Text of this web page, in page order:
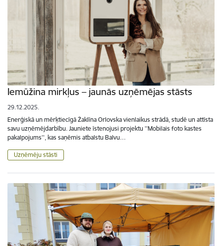
Iemūžina mirkļus – jaunās uzņēmējas stāsts
29.12.2025.
Enerģiskā un mērķtiecīgā Žaklīna Orlovska vienlaikus strādā, studē un attīsta
savu uzņēmējdarbību. Jauniete īstenojusi projektu ''Mobilais foto kastes
pakalpojums'', kas saņēmis atbalstu Balvu…
Uzņēmēju stāsti